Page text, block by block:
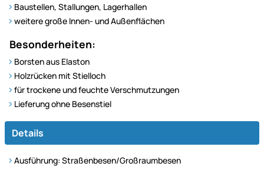
Baustellen, Stallungen, Lagerhallen
weitere große Innen- und Außenflächen
Besonderheiten:
Borsten aus Elaston
Holzrücken mit Stielloch
für trockene und feuchte Verschmutzungen
Lieferung ohne Besenstiel
Details
Ausführung: Straßenbesen/Großraumbesen